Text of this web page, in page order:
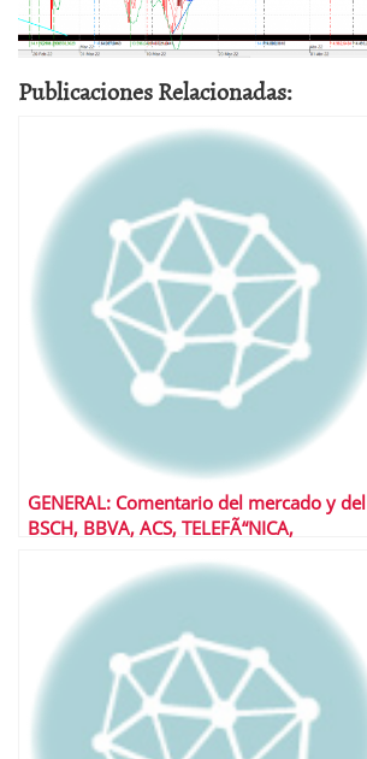
Publicaciones Relacionadas:
GENERAL: Comentario del mercado y del
BSCH, BBVA, ACS, TELEFÃ“NICA,